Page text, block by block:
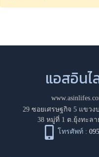
แอสอินไ
29 ซอยเศรษฐกิจ 5 แขวง
38 หมู่ที่ 1 ต.ยุ้งทะล
โทรศัพท์ :